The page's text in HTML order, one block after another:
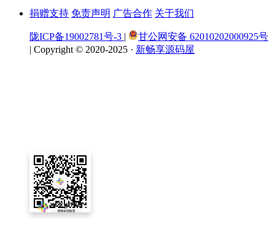
捐赠支持 免责声明 广告合作 关于我们
陇ICP备19002781号-3 |
甘公网安备 62010202000925号
| Copyright © 2020-2025 · 新畅享源码屋